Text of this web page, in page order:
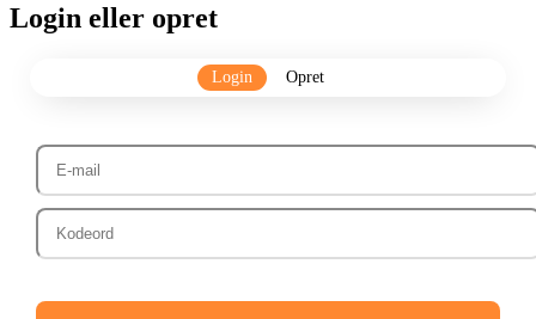
Login eller opret
Login Opret